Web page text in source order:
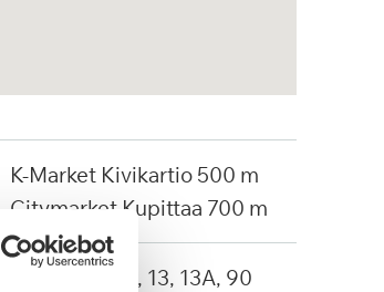
K-Market Kivikartio 500 m
Citymarket Kupittaa 700 m
Linja-autot: 9, 13, 13A, 90